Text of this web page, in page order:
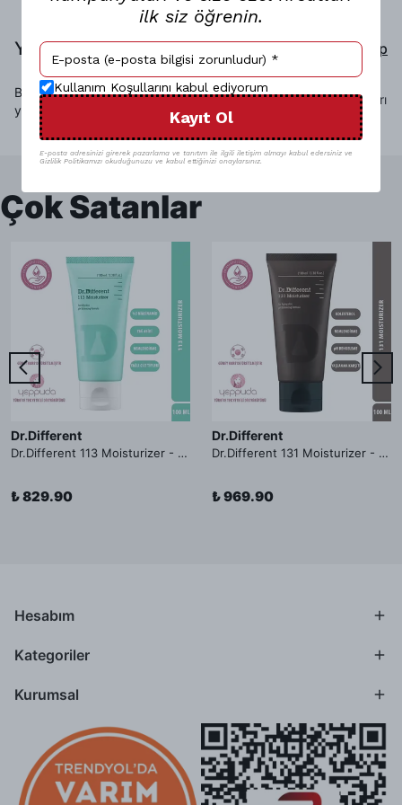
Yorumlar Yorum Yap
Bu ürün için henüz yorum
yapılmamış.
Sadece görsel olan yorumları
göster
Çok Satanlar
Dr.Different
Dr.Different 113 Moisturizer - Yağlı ve Hassas Cilt Tipleri İçin Yağ Asidi İçerikli Nemlendirici Krem
₺ 829.90
Dr.Different
Dr.Different 131 Moisturizer - Yaşlanma ve Kırışıklık Karşıtı Kolesterol İçerikli Nemlendirici Krem
₺ 969.90
Hesabım
Kategoriler
Kurumsal
ilk siz öğrenin.
Kullanım Koşullarını kabul ediyorum
Kayıt Ol
E-posta adresinizi girerek pazarlama ve tanıtım ile ilgili iletişim almayı kabul edersiniz ve
Gizlilik Politikamızı okuduğunuzu ve kabul ettiğinizi onaylarsınız.